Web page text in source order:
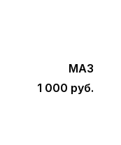
МАЗ
1 000 руб.